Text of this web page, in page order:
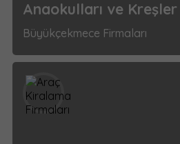
Anaokulları ve Kreşler
Büyükçekmece Firmaları